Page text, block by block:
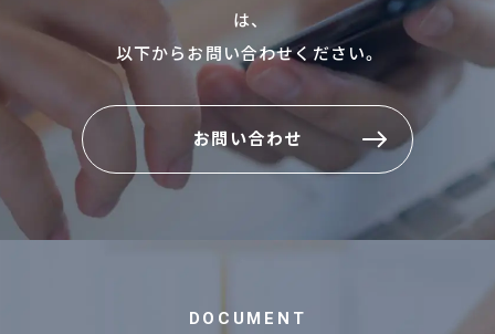
は、
以下からお問い合わせください。
お問い合わせ
お問い合わせ
DOCUMENT